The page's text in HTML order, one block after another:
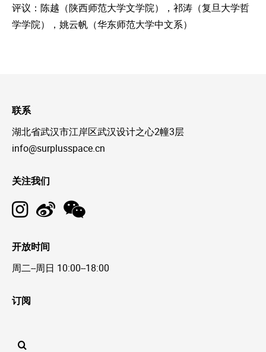
评议：陈越（陕西师范大学文学院），祁涛（复旦大学哲
学学院），姚云帆（华东师范大学中文系）
联系
湖北省武汉市江岸区武汉设计之心2幢3层
info@surplusspace.cn
关注我们
开放时间
周二--周日 10:00--18:00
订阅